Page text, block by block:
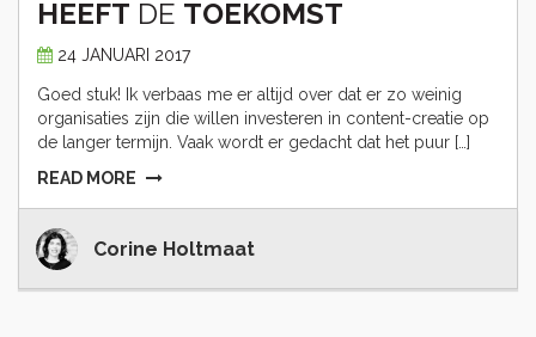
HEEFT DE TOEKOMST
24 JANUARI 2017
Goed stuk! Ik verbaas me er altijd over dat er zo weinig
organisaties zijn die willen investeren in content-creatie op
de langer termijn. Vaak wordt er gedacht dat het puur […]
READ MORE
Corine Holtmaat